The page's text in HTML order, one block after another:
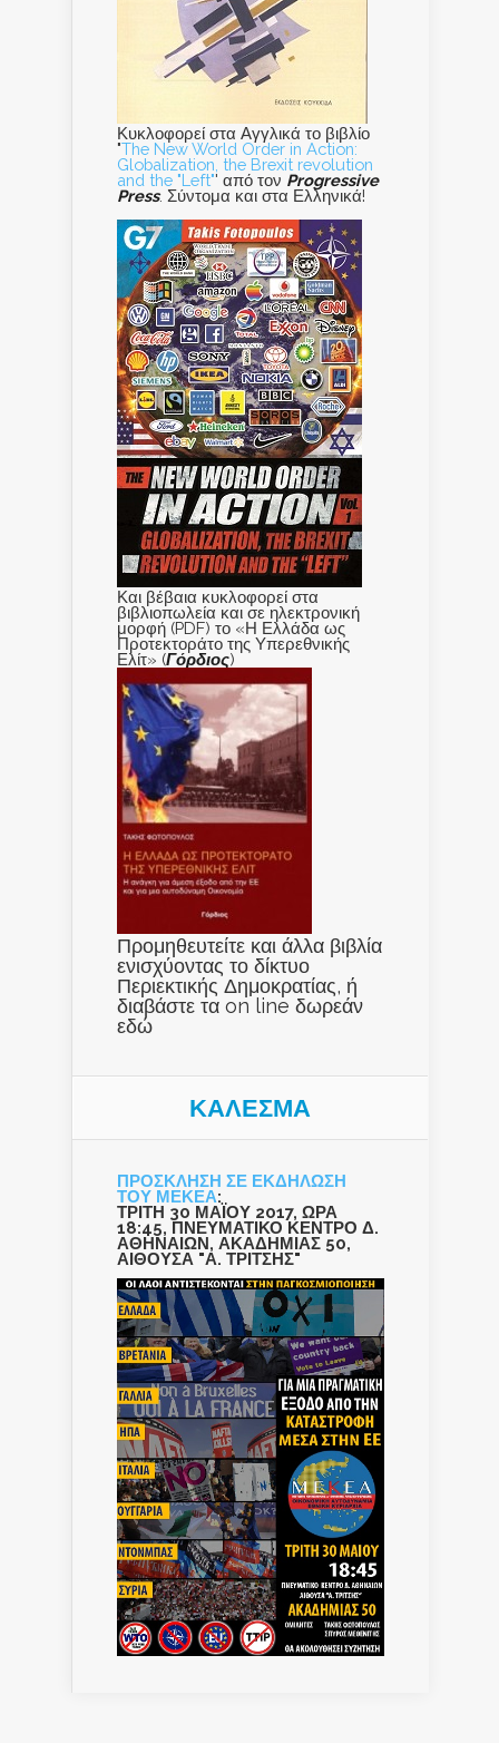
Κυκλοφορεί στα Αγγλικά το βιβλίο
"The New World Order in Action:
Globalization, the Brexit revolution
and the "Left"' από τον Progressive
Press. Σύντομα και στα Ελληνικά!
Και βέβαια κυκλοφορεί στα
βιβλιοπωλεία και σε ηλεκτρονική
μορφή (PDF) το «Η Ελλάδα ως
Προτεκτοράτο της Υπερεθνικής
Ελίτ» (Γόρδιος)
Προμηθευτείτε και άλλα βιβλία
ενισχύοντας το δίκτυο
Περιεκτικής Δημοκρατίας, ή
διαβάστε τα on line δωρεάν
εδώ
ΚΑΛΕΣΜΑ
ΠΡΟΣΚΛΗΣΗ ΣΕ ΕΚΔΗΛΩΣΗ
ΤΟΥ ΜΕΚΕΑ:
ΤΡΙΤΗ 30 ΜΑΪΟΥ 2017, ΩΡΑ
18:45, ΠΝΕΥΜΑΤΙΚΟ ΚΕΝΤΡΟ Δ.
ΑΘΗΝΑΙΩΝ, ΑΚΑΔΗΜΙΑΣ 50,
ΑΙΘΟΥΣΑ "Α. ΤΡΙΤΣΗΣ"